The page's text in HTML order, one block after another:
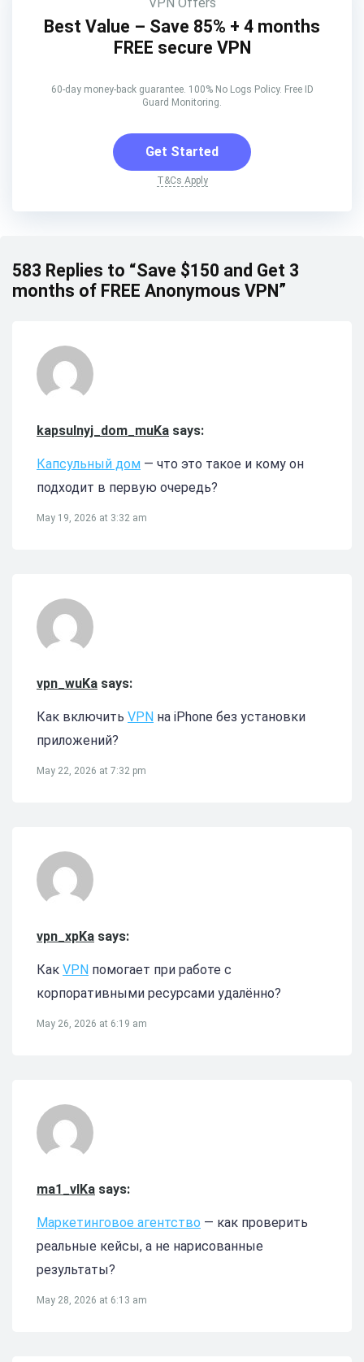
Best Value – Save 85% + 4 months
FREE secure VPN
60-day money-back guarantee. 100% No Logs Policy. Free ID
Guard Monitoring.
Get Started
T&Cs Apply
583 Replies to “Save $150 and Get 3
months of FREE Anonymous VPN”
kapsulnyj_dom_muKa says:
Капсульный дом — что это такое и кому он
подходит в первую очередь?
May 19, 2026 at 3:32 am
vpn_wuKa says:
Как включить VPN на iPhone без установки
приложений?
May 22, 2026 at 7:32 pm
vpn_xpKa says:
Как VPN помогает при работе с
корпоративными ресурсами удалённо?
May 26, 2026 at 6:19 am
ma1_vlKa says:
Маркетинговое агентство — как проверить
реальные кейсы, а не нарисованные
результаты?
May 28, 2026 at 6:13 am